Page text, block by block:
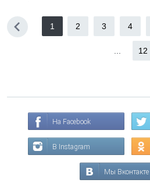
1 2 3 4
12
На Facebook
В Instagram
Мы Вконтакте